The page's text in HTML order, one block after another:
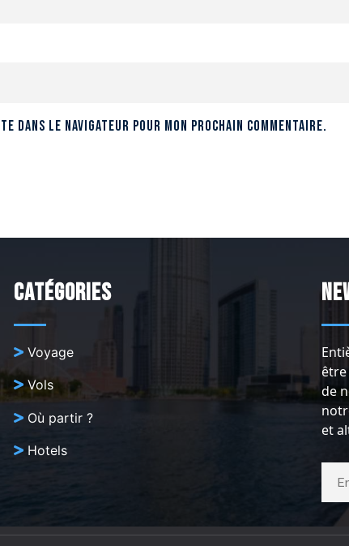
dans le navigateur pour mon prochain commentaire.
Catégories
Voyage
Vols
Où partir ?
Hotels
être
de
et